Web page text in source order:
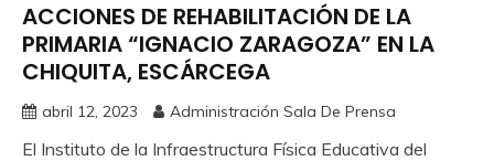
ACCIONES DE REHABILITACIÓN DE LA
PRIMARIA “IGNACIO ZARAGOZA” EN LA
CHIQUITA, ESCÁRCEGA
abril 12, 2023 Administración Sala De Prensa
El Instituto de la Infraestructura Física Educativa del